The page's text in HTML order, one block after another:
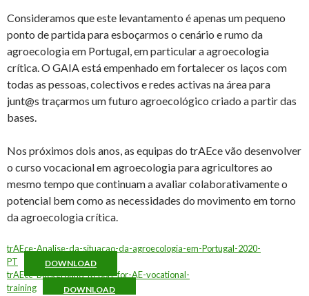
Consideramos que este levantamento é apenas um pequeno
ponto de partida para esboçarmos o cenário e rumo da
agroecologia em Portugal, em particular a agroecologia
crítica. O GAIA está empenhado em fortalecer os laços com
todas as pessoas, colectivos e redes activas na área para
junt@s traçarmos um futuro agroecológico criado a partir das
bases.
Nos próximos dois anos, as equipas do trAEce vão desenvolver
o curso vocacional em agroecologia para agricultores ao
mesmo tempo que continuam a avaliar colaborativamente o
potencial bem como as necessidades do movimento em torno
da agroecologia crítica.
trAEce-Analise-da-situacao-da-agroecologia-em-Portugal-2020-
PT
DOWNLOAD
trAEce-Background-Report-for-AE-vocational-
training
DOWNLOAD